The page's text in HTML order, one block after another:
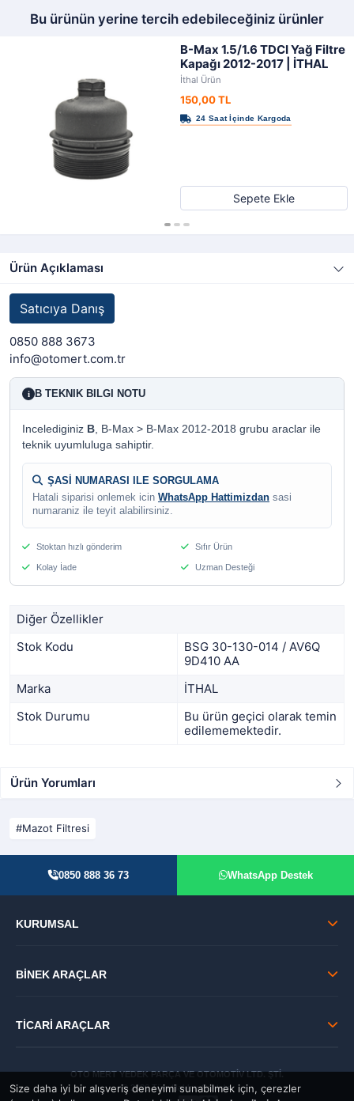
Size daha iyi bir alışveriş deneyimi sunabilmek için, çerezler
Bu ürünün yerine tercih edebileceğiniz ürünler
B-Max 1.5/1.6 TDCI Yağ Filtre
Kapağı 2012-2017 | İTHAL
İthal Ürün
150,00 TL
Sepete Ekle
Ürün Açıklaması
Satıcıya Danış
0850 888 3673
info@otomert.com.tr
i B TEKNIK BILGI NOTU
Incelediginiz B, B-Max > B-Max 2012-2018 grubu araclar ile
teknik uyumluluga sahiptir.
ŞASİ NUMARASI ILE SORGULAMA
Hatali siparisi onlemek icin WhatsApp Hattimizdan sasi
numaraniz ile teyit alabilirsiniz.
Stoktan hızlı gönderim Sıfır Ürün
Kolay İade Uzman Desteği
Diğer Özellikler
Stok Kodu
BSG 30-130-014 / AV6Q
9D410 AA
Marka
İTHAL
Stok Durumu
Bu ürün geçici olarak temin
edilememektedir.
Ürün Yorumları
Mazot Filtresi
0850 888 36 73 WhatsApp Destek
KURUMSAL
BİNEK ARAÇLAR
TİCARİ ARAÇLAR
OTO MERT YEDEK PARÇA VE OTOMOTİV LTD. ŞTİ.
© 2026 Tüm Hakları Saklıdır.